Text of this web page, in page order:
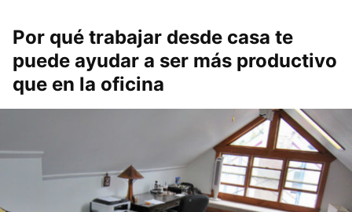
Por qué trabajar desde casa te
puede ayudar a ser más productivo
que en la oficina